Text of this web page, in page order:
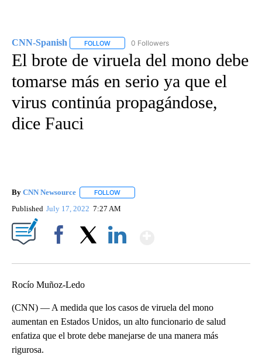
CNN-Spanish FOLLOW FOLLOW "CNN-SPANISH" TO RECEIVE
0 Followers
El brote de viruela del mono debe
tomarse más en serio ya que el
virus continúa propagándose,
dice Fauci
By CNN Newsource FOLLOW
Published July 17, 2022 7:27 AM
Rocío Muñoz-Ledo
(CNN) — A medida que los casos de viruela del mono
aumentan en Estados Unidos, un alto funcionario de salud
enfatiza que el brote debe manejarse de una manera más
rigurosa.